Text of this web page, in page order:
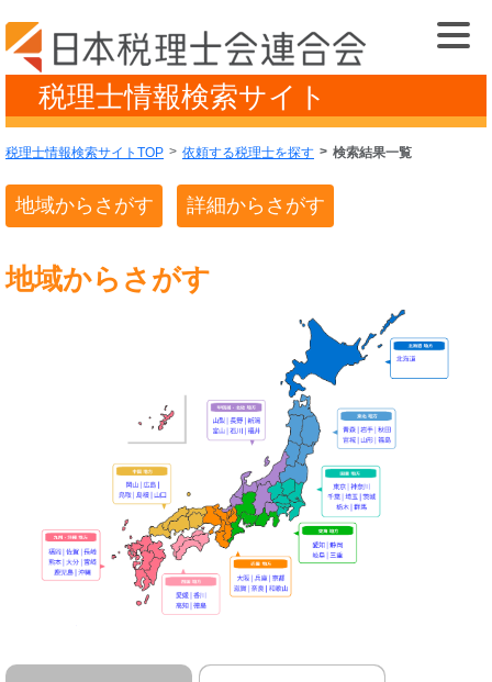
税理士情報検索サイト
税理士情報検索サイトTOP 依頼する税理士を探す 検索結果一覧
地域からさがす 詳細からさがす
地域からさがす